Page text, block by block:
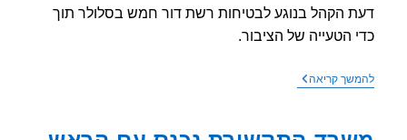
הקהל בנוגע לבטיחות רשת דור חמש בסלולר תוך
הטעייה של הציבור.
קריאהכותרות